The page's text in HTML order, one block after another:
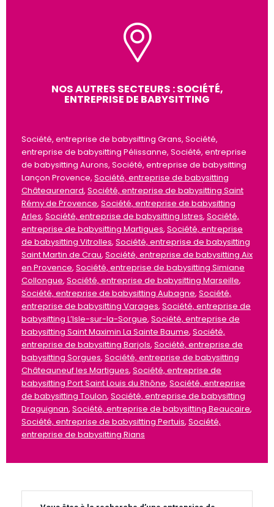
NOS AUTRES SECTEURS : SOCIÉTÉ,
ENTREPRISE DE BABYSITTING
Société, entreprise de babysitting Grans, Société,
entreprise de babysitting Pélissanne, Société, entreprise
de babysitting Aurons, Société, entreprise de babysitting
Lançon Provence, Société, entreprise de babysitting
Châteaurenard, Société, entreprise de babysitting Saint
Rémy de Provence, Société, entreprise de babysitting
Arles, Société, entreprise de babysitting Istres, Société,
entreprise de babysitting Martigues, Société, entreprise
de babysitting Vitrolles, Société, entreprise de babysitting
Saint Martin de Crau, Société, entreprise de babysitting Aix
en Provence, Société, entreprise de babysitting Simiane
Collongue, Société, entreprise de babysitting Marseille,
Société, entreprise de babysitting Aubagne, Société,
entreprise de babysitting Varages, Société, entreprise de
babysitting L’Isle-sur-la-Sorgue, Société, entreprise de
babysitting Saint Maximin La Sainte Baume, Société,
entreprise de babysitting Barjols, Société, entreprise de
babysitting Sorgues, Société, entreprise de babysitting
Châteauneuf les Martigues, Société, entreprise de
babysitting Port Saint Louis du Rhône, Société, entreprise
de babysitting Toulon, Société, entreprise de babysitting
Draguignan, Société, entreprise de babysitting Beaucaire,
Société, entreprise de babysitting Pertuis, Société,
entreprise de babysitting Rians